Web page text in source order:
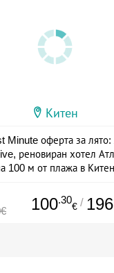
Китен
Minute оферта за лято:
реновиран хотел
100 м от плажа в Китен
100.30
€ / 196